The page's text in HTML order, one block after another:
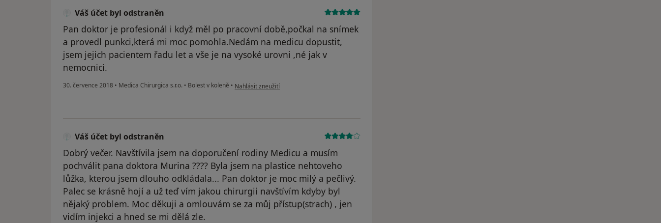
Váš účet byl odstraněn
Pan doktor je profesionál i když měl po pracovní době,počkal na snímek
a provedl punkci,která mi moc pomohla.Nedám na medicu dopustit,
jsem jejich pacientem řadu let a vše je na vysoké urovni ,né jak v
nemocnici.
30. července 2018 • Medica Chirurgica s.r.o. • Bolest v koleně • podle názoru uživatele Váš účet byl odstraněn
Nahlásit zneužití
Váš účet byl odstraněn
Dobrý večer. Navštívila jsem na doporučení rodiny Medicu a musím
pochválit pana doktora Murina ???? Byla jsem na plastice nehtoveho
lůžka, kterou jsem dlouho odkládala... Pan doktor je moc milý a pečlivý.
Palec se krásně hojí a už teď vím jakou chirurgii navštívím kdyby byl
nějaký problem. Moc děkuji a omlouvám se za můj přístup(strach) , jen
vidím injekci a hned se mi dělá zle.